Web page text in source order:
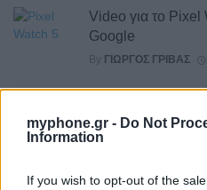
myphone.gr - Do Not
Information
If you wish to opt-out of the
Video για το Pixel
Google
By ΓΙΏΡΓΟΣ ΓΡΊΒΑΣ
Πανάκριβος ο
By